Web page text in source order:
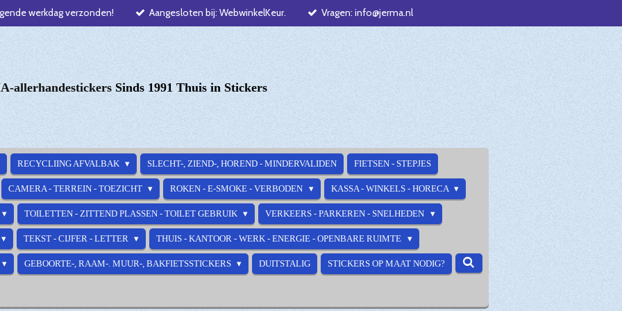
werkdag verzonden! Aangesloten bij: WebwinkelKeur. Vragen: info@jerma.nl
allerhandestickers Sinds 1991 Thuis in Stickers
RECYCLIING AFVALBAK SLECHT-, ZIEND-, HOREND - MINDERVALIDEN FIETSEN - STEPJES
CAMERA - TERREIN - TOEZICHT ROKEN - E-SMOKE - VERBODEN KASSA - WINKELS - HORECA
TOILETTEN - ZITTEND PLASSEN - TOILET GEBRUIK VERKEERS - PARKEREN - SNELHEDEN
TEKST - CIJFER - LETTER THUIS - KANTOOR - WERK - ENERGIE - OPENBARE RUIMTE
GEBOORTE-, RAAM-. MUUR-, BAKFIETSSTICKERS DUITSTALIG STICKERS OP MAAT NODIG?